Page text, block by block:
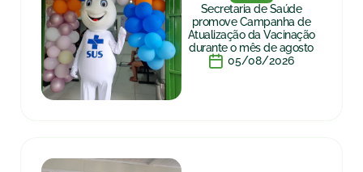
Secretaria de Saúde
promove Campanha de
Atualização da Vacinação
durante o mês de agosto
05/08/2026